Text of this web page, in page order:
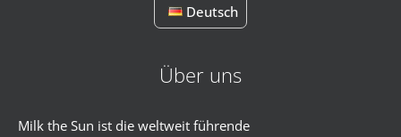
Deutsch
Über uns
Milk the Sun ist die weltweit führende